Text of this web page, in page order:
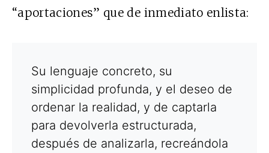
“aportaciones” que de inmediato enlista:
Su lenguaje concreto, su
simplicidad profunda, y el deseo de
ordenar la realidad, y de captarla
para devolverla estructurada,
después de analizarla, recreándola